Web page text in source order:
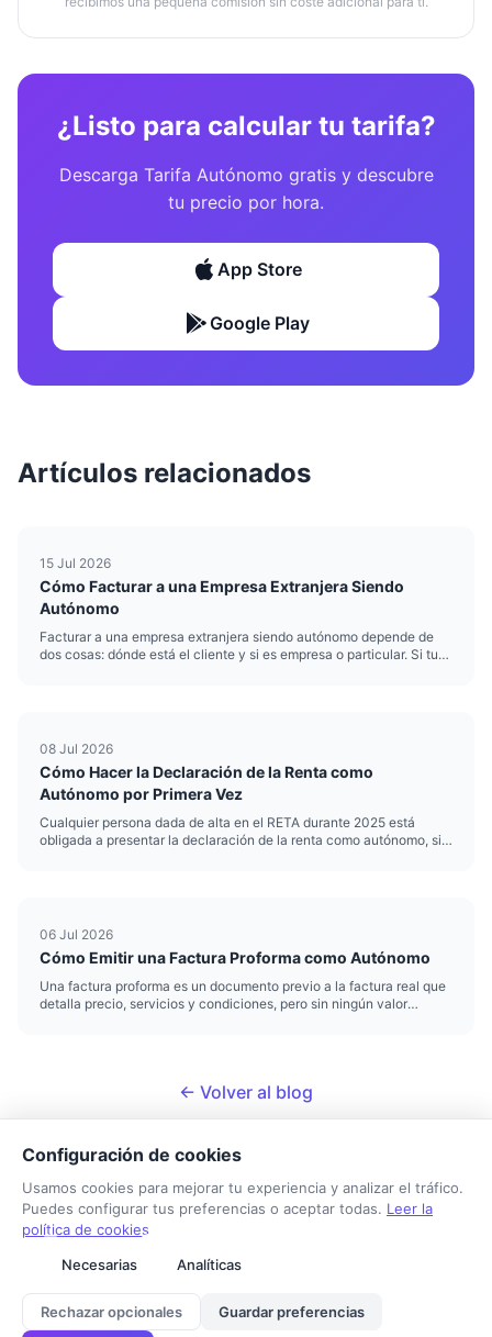
¿Listo para calcular tu tarifa?
Descarga Tarifa Autónomo gratis y descubre
tu precio por hora.
App Store
Google Play
Artículos relacionados
15 Jul 2026
Cómo Facturar a una Empresa Extranjera Siendo
Autónomo
Facturar a una empresa extranjera siendo autónomo depende de
dos cosas: dónde está el cliente y si es empresa o particular. Si tu
08 Jul 2026
Cómo Hacer la Declaración de la Renta como
Autónomo por Primera Vez
Cualquier persona dada de alta en el RETA durante 2025 está
obligada a presentar la declaración de la renta como autónomo, sin
06 Jul 2026
Cómo Emitir una Factura Proforma como Autónomo
Una factura proforma es un documento previo a la factura real que
detalla precio, servicios y condiciones, pero sin ningún valor
← Volver al blog
Tarifa Autónomo
Contacto
© 2026 Tarifa Autónomo. Todos los derechos reservados.
Configuración de cookies
Usamos cookies para mejorar tu experiencia y analizar el tráfico.
Puedes configurar tus preferencias o aceptar todas. Leer la
política de cookies
Necesarias
Analíticas
Rechazar opcionales
Guardar preferencias